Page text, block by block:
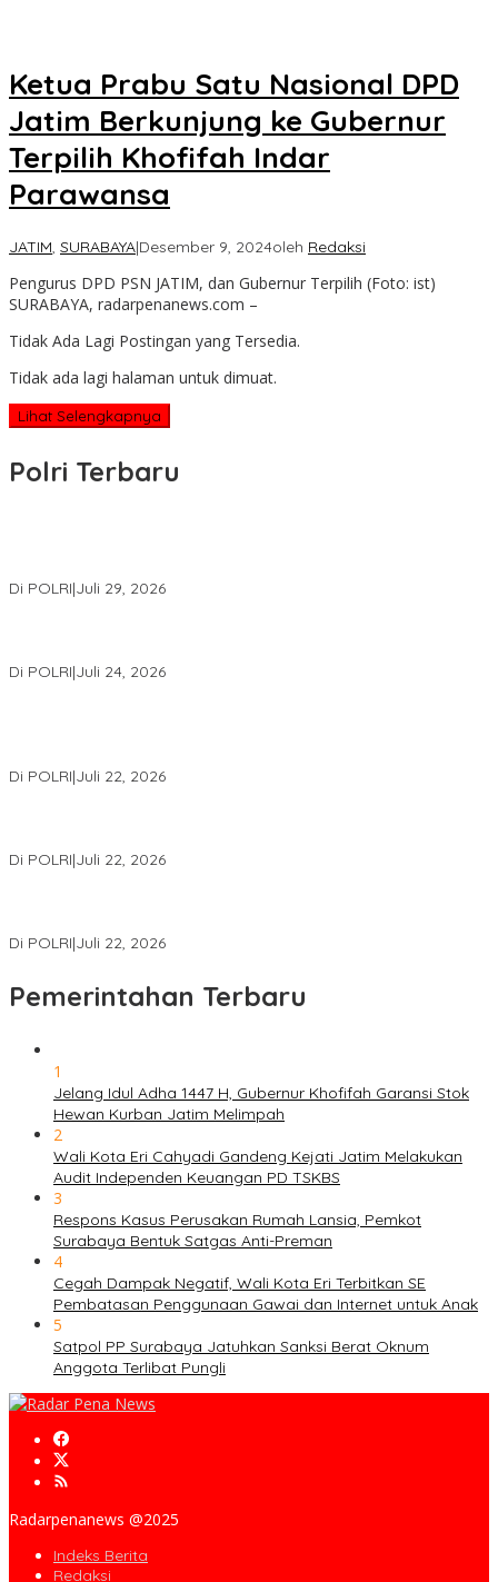
Ketua Prabu Satu Nasional DPD
Jatim Berkunjung ke Gubernur
Terpilih Khofifah Indar
Parawansa
JATIM, SURABAYA|Desember 9, 2024oleh Redaksi
Pengurus DPD PSN JATIM, dan Gubernur Terpilih (Foto: ist)
SURABAYA, radarpenanews.com –
Tidak Ada Lagi Postingan yang Tersedia.
Tidak ada lagi halaman untuk dimuat.
Lihat Selengkapnya
Polri Terbaru
Di POLRI|Juli 29, 2026
Di POLRI|Juli 24, 2026
Di POLRI|Juli 22, 2026
Di POLRI|Juli 22, 2026
Di POLRI|Juli 22, 2026
Pemerintahan Terbaru
1
Jelang Idul Adha 1447 H, Gubernur Khofifah Garansi Stok
Hewan Kurban Jatim Melimpah
2
Wali Kota Eri Cahyadi Gandeng Kejati Jatim Melakukan
Audit Independen Keuangan PD TSKBS
3
Respons Kasus Perusakan Rumah Lansia, Pemkot
Surabaya Bentuk Satgas Anti-Preman
4
Cegah Dampak Negatif, Wali Kota Eri Terbitkan SE
Pembatasan Penggunaan Gawai dan Internet untuk Anak
5
Satpol PP Surabaya Jatuhkan Sanksi Berat Oknum
Anggota Terlibat Pungli
Radarpenanews @2025
Indeks Berita
Redaksi